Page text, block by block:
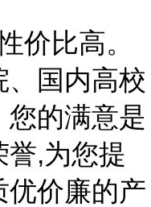
价比高。
、国内高校
您的满意是
,为您提
优价廉的产